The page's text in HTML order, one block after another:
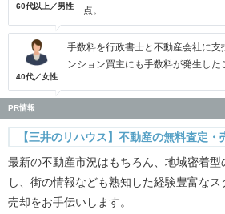
60代以上／男性
点。
40代／女性
手数料を行政書士と不動産会社に支
ンション買主にも手数料が発生した
PR情報
【三井のリハウス】不動産の無料査定・
最新の不動産市況はもちろん、地域密着
し、街の情報なども熟知した経験豊富な
売却をお手伝いします。